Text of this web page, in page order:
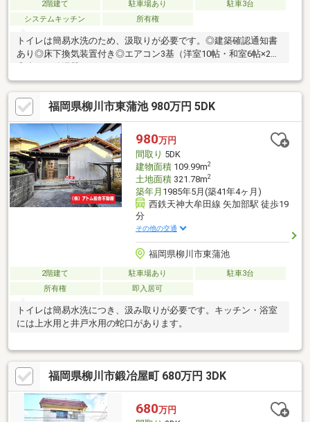
2階建て 駐車場あり
駐車3台
システムキッチン
所有権
トイレは簡易水洗のため、汲取りが必要です。◎建築確認通知書
あり◎床下換気装置付き◎エアコン3基（洋室10帖・和室6帖×2）
福岡県柳川市東蒲池 980万円 5DK
980万円
間取り 5DK
建物面積109.99m2
土地面積321.78m2
築年月 1985年5月(築41年4ヶ月)
西鉄天神大牟田線 矢加部駅 徒歩19
分
その他の交通
福岡県柳川市東蒲池
2階建て 駐車場あり
駐車3台
所有権
即入居可
トイレは簡易水洗につき、汲み取りが必要です。キッチン・浴室
には上水用と井戸水用の蛇口があります。
福岡県柳川市鍛冶屋町 680万円 3DK
680万円